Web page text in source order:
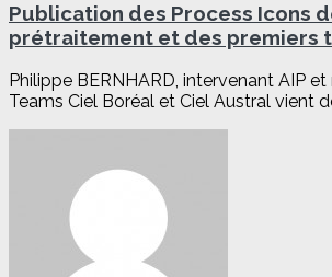
Publication des Process Icons
prétraitement et des premiers
Philippe BERNHARD, intervenant AIP
Teams Ciel Boréal et Ciel Austral vient